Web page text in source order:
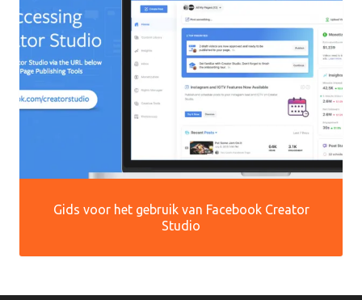
Gids voor het gebruik van Facebook Creator
Studio